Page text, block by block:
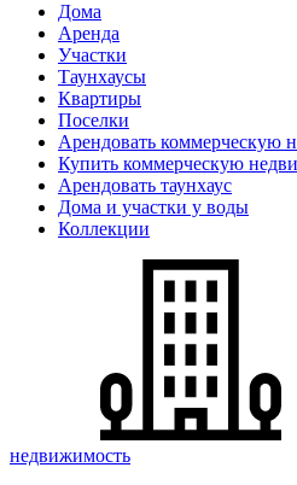
Дома
Аренда
Участки
Таунхаусы
Квартиры
Поселки
Арендовать коммерческую
Купить коммерческую
Арендовать таунхаус
Дома и участки у воды
Коллекции
недвижимость